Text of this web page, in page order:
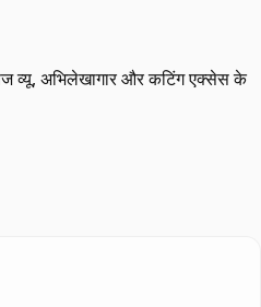
व्यू, अभिलेखागार और कटिंग एक्सेस के